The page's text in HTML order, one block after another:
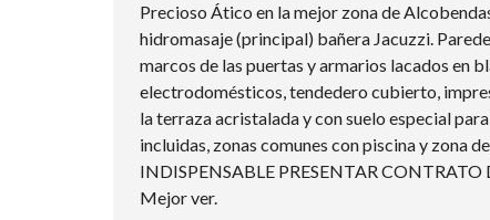
Precioso Ático en la mejor zona de
hidromasaje (principal) bañera Jacuzzi.
marcos de las puertas y armarios lacados en
electrodomésticos, tendedero cubierto,
la terraza acristalada y con suelo especial
incluidas, zonas comunes con piscina y zona
INDISPENSABLE PRESENTAR
Mejor ver.